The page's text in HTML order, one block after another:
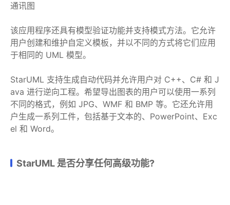
通讯图
该应用程序还具有模型验证功能并支持模式方法。它允许
用户创建和维护自定义模板，并以不同的方式将它们应用
于相同的 UML 模型。
StarUML 支持生成自动代码并允许用户对 C++、C# 和 J
ava 进行逆向工程。希望导出图表的用户可以使用一系列
不同的格式，例如 JPG、WMF 和 BMP 等。它还允许用
户生成一系列工件，包括基于文本的、PowerPoint、Exc
el 和 Word。
StarUML 是否分享任何高级功能?